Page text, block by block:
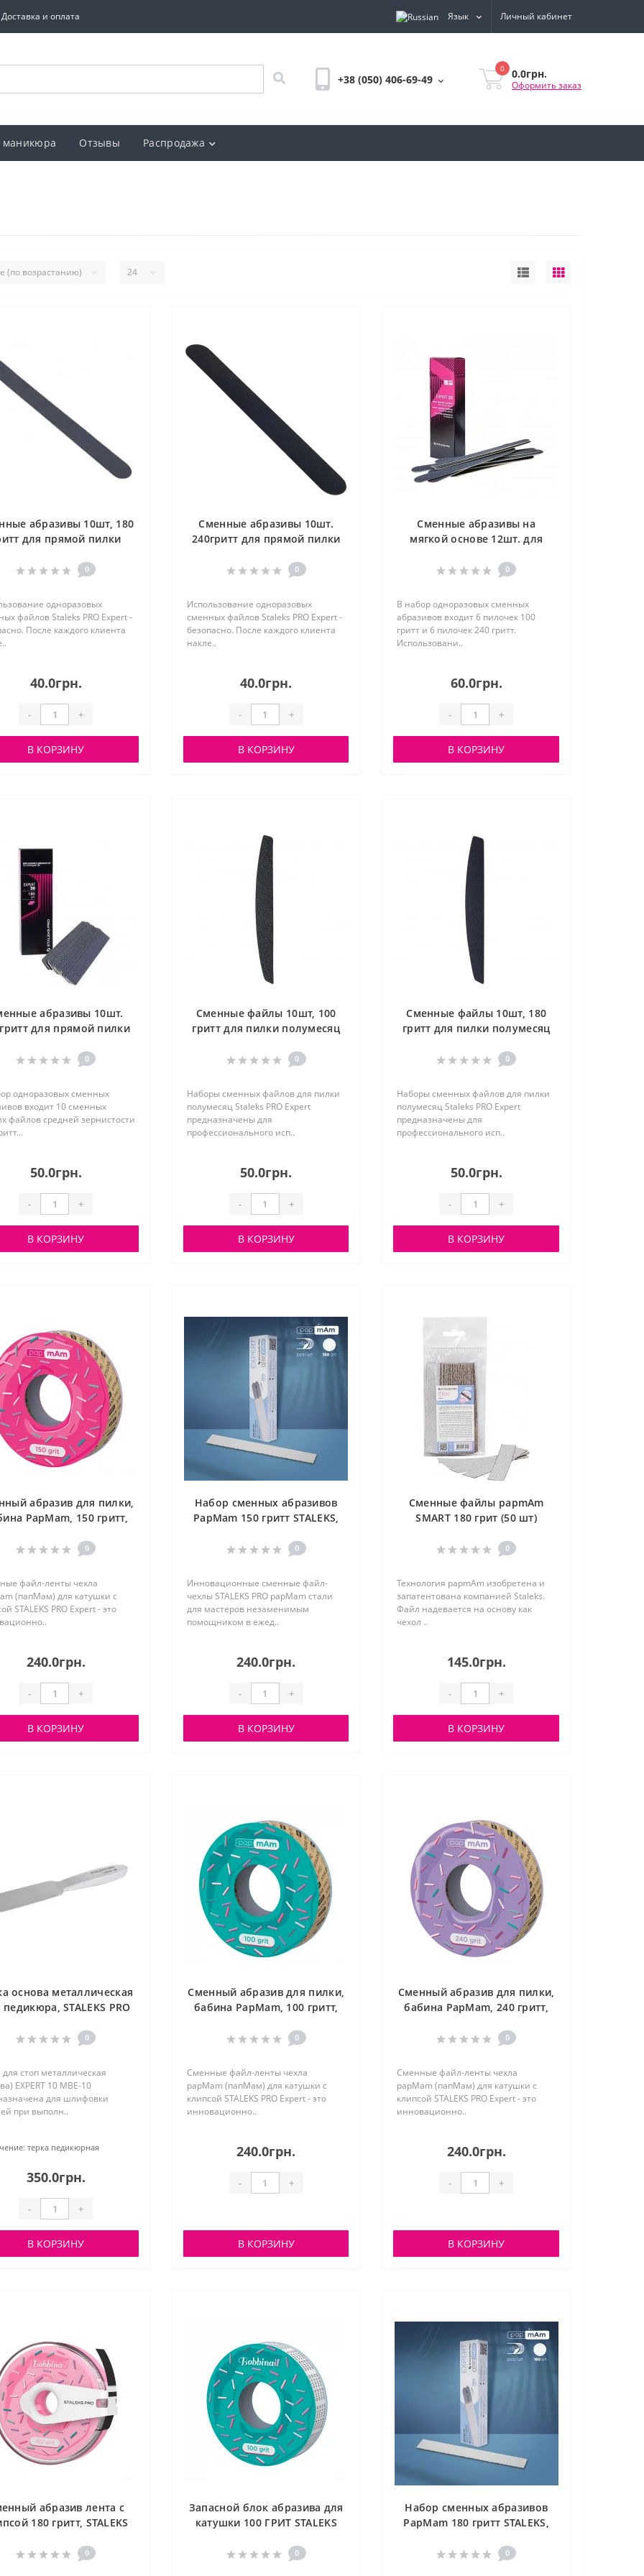
Доставка и оплата Язык Личный кабинет
+38 (050) 406-69-49
0 0.0грн.
Оформить заказ
маникюра Отзывы Распродажа
абразивы 10шт, 180
для прямой пилки
0
одноразовых
файлов Staleks PRO Expert -
После каждого клиента
40.0грн.
- +
В КОРЗИНУ
Сменные абразивы 10шт.
240гритт для прямой пилки
0
Использование одноразовых
сменных файлов Staleks PRO Expert -
безопасно. После каждого клиента
накле..
40.0грн.
- +
В КОРЗИНУ
Сменные абразивы на
мягкой основе 12шт. для
20-240
0
В набор одноразовых сменных
абразивов входит 6 пилочек 100
гритт и 6 пилочек 240 гритт.
Использовани..
60.0грн.
- +
В КОРЗИНУ
абразивы 10шт.
для прямой пилки
0
одноразовых сменных
входит 10 сменных
файлов средней зернистости
50.0грн.
- +
В КОРЗИНУ
Сменные файлы 10шт, 100
гритт для пилки полумесяц
0
Наборы сменных файлов для пилки
полумесяц Staleks PRO Expert
предназначены для
профессионального исп..
50.0грн.
- +
В КОРЗИНУ
Сменные файлы 10шт, 180
гритт для пилки полумесяц
0
Наборы сменных файлов для пилки
полумесяц Staleks PRO Expert
предназначены для
профессионального исп..
50.0грн.
- +
В КОРЗИНУ
абразив для пилки,
PapMam, 150 гритт,
0
файл-ленты чехла
(папМам) для катушки с
STALEKS PRO Expert - это
240.0грн.
- +
В КОРЗИНУ
Набор сменных абразивов
PapMam 150 гритт STALEKS,
0
Инновационные сменные файл-
чехлы STALEKS PRO papMam стали
для мастеров незаменимым
помощником в ежед..
240.0грн.
- +
В КОРЗИНУ
Сменные файлы papmAm
SMART 180 грит (50 шт)
0
Технология papmAm изобретена и
запатентована компанией Staleks.
Файл надевается на основу как
чехол ..
145.0грн.
- +
В КОРЗИНУ
основа металлическая
STALEKS PRO
0
для стоп металлическая
EXPERT 10 MBE-10
для шлифовки
при выполн..
терка педикюрная
350.0грн.
- +
В КОРЗИНУ
Сменный абразив для пилки,
бабина PapMam, 100 гритт,
0
Сменные файл-ленты чехла
papMam (папМам) для катушки с
клипсой STALEKS PRO Expert - это
инновационно..
240.0грн.
- +
В КОРЗИНУ
Сменный абразив для пилки,
бабина PapMam, 240 гритт,
0
Сменные файл-ленты чехла
papMam (папМам) для катушки с
клипсой STALEKS PRO Expert - это
инновационно..
240.0грн.
- +
В КОРЗИНУ
абразив лента с
180 гритт, STALEKS
0
Запасной блок абразива для
катушки 100 ГРИТ STALEKS
0
Набор сменных абразивов
PapMam 180 гритт STALEKS,
0